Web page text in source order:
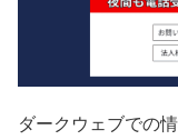
ダークウェブでの